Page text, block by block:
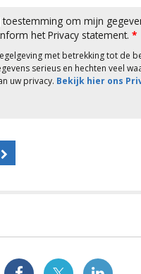
toestemming om mijn
het Privacy statement. *
met betrekking tot de
serieus en hechten veel
uw privacy. Bekijk hier ons